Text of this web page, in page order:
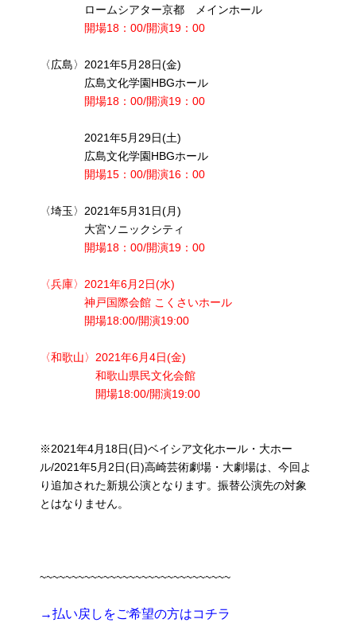
ロームシアター京都 メインホール
開場18：00/開演19：00
〈広島〉2021年5月28日(金)
広島文化学園HBGホール
開場18：00/開演19：00
2021年5月29日(土)
広島文化学園HBGホール
開場15：00/開演16：00
〈埼玉〉2021年5月31日(月)
大宮ソニックシティ
開場18：00/開演19：00
〈兵庫〉2021年6月2日(水)
神戸国際会館 こくさいホール
開場18:00/開演19:00
〈和歌山〉2021年6月4日(金)
和歌山県民文化会館
開場18:00/開演19:00
※2021年4月18日(日)ベイシア文化ホール・大ホー
ル/2021年5月2日(日)高崎芸術劇場・大劇場は、今回よ
り追加された新規公演となります。振替公演先の対象
とはなりません。
~~~~~~~~~~~~~~~~~~~~~~~~~~~~~~
→払い戻しをご希望の方はコチラ